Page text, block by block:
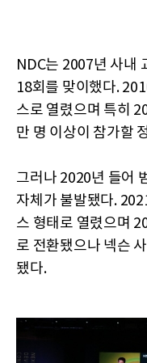
NDC는 2007년 사내
18회를 맞이했다.
스로 열렸으며 특히
만 명 이상이 참가할
그러나 2020년 들어
자체가 불발됐다.
스 형태로 열렸으며
로 전환됐으나 넥슨
됐다.